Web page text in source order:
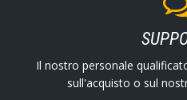
Il nostro personale
sull'acquisto o sul